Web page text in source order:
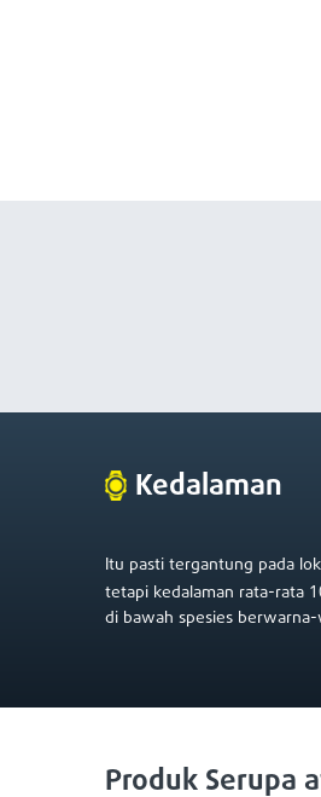
Kedalaman
Itu pasti tergantung pada
tetapi kedalaman rata-rata
di bawah spesies
Produk Serupa